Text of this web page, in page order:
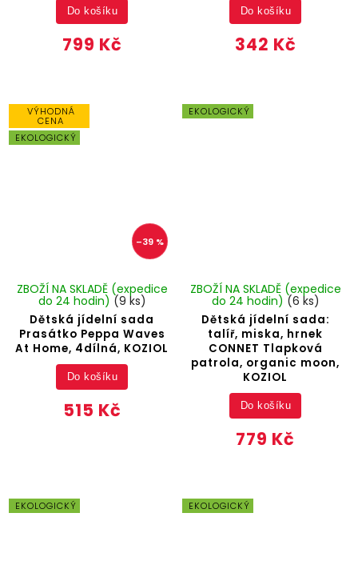
799 Kč
Do košíku
342 Kč
Do košíku
VÝHODNÁ
CENA
EKOLOGICKÝ
–39 %
Dětská jídelní sada
Prasátko Peppa Waves
At Home, 4dílná, KOZIOL
ZBOŽÍ NA SKLADĚ (expedice
do 24 hodin) (9 ks)
515 Kč
Do košíku
EKOLOGICKÝ
Dětská jídelní sada:
talíř, miska, hrnek
CONNET Tlapková
patrola, organic moon,
KOZIOL
ZBOŽÍ NA SKLADĚ (expedice
do 24 hodin) (6 ks)
779 Kč
Do košíku
EKOLOGICKÝ EKOLOGICKÝ